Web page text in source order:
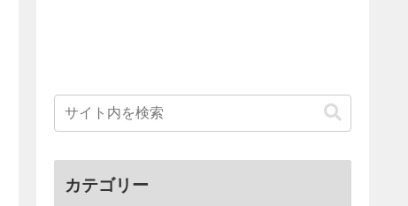
カテゴリー